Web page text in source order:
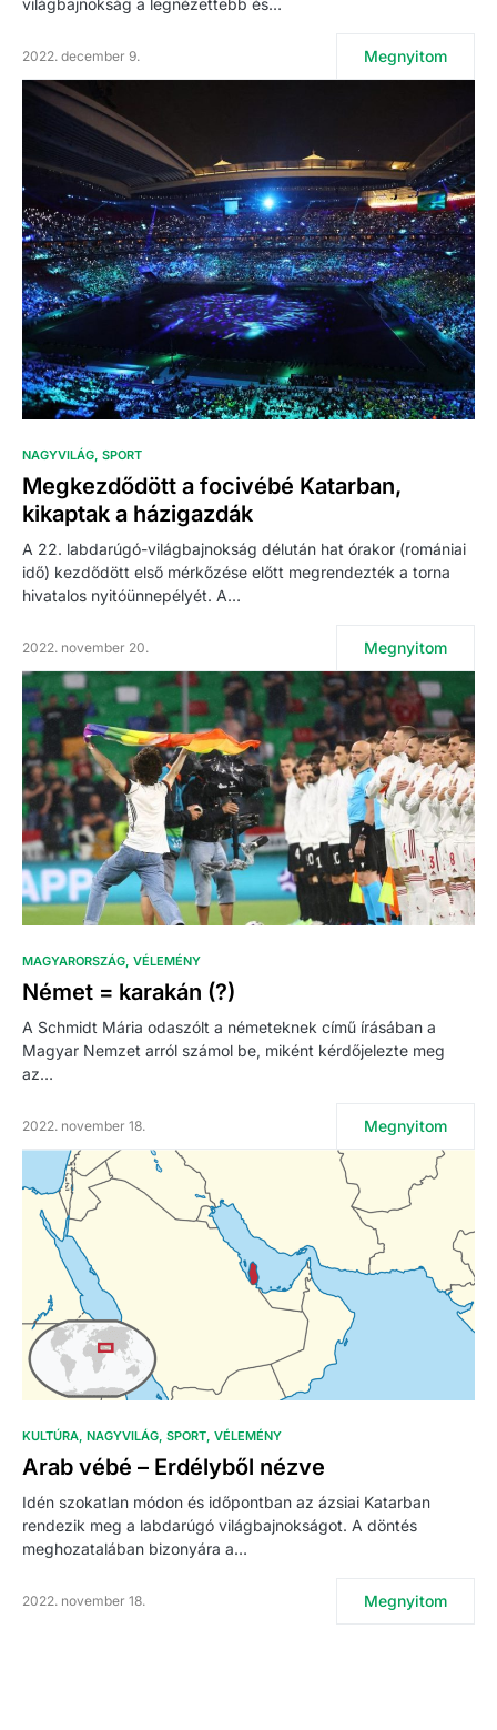
világbajnokság a legnézettebb és…
2022. december 9. Megnyitom
NAGYVILÁG SPORT
Megkezdődött a focivébé Katarban,
kikaptak a házigazdák
A 22. labdarúgó-világbajnokság délután hat órakor (romániai
idő) kezdődött első mérkőzése előtt megrendezték a torna
hivatalos nyitóünnepélyét. A…
2022. november 20. Megnyitom
MAGYARORSZÁG VÉLEMÉNY
Német = karakán (?)
A Schmidt Mária odaszólt a németeknek című írásában a
Magyar Nemzet arról számol be, miként kérdőjelezte meg
az…
2022. november 18. Megnyitom
KULTÚRA NAGYVILÁG SPORT VÉLEMÉNY
Arab vébé – Erdélyből nézve
Idén szokatlan módon és időpontban az ázsiai Katarban
rendezik meg a labdarúgó világbajnokságot. A döntés
meghozatalában bizonyára a…
2022. november 18. Megnyitom